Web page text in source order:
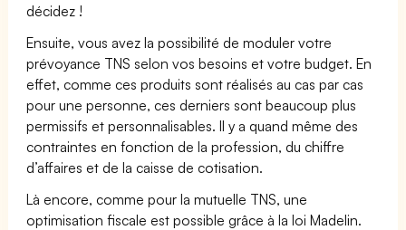
décidez !
Ensuite, vous avez la possibilité de moduler votre
prévoyance TNS selon vos besoins et votre budget. En
effet, comme ces produits sont réalisés au cas par cas
pour une personne, ces derniers sont beaucoup plus
permissifs et personnalisables. Il y a quand même des
contraintes en fonction de la profession, du chiffre
d’affaires et de la caisse de cotisation.
Là encore, comme pour la mutuelle TNS, une
optimisation fiscale est possible grâce à la loi Madelin.